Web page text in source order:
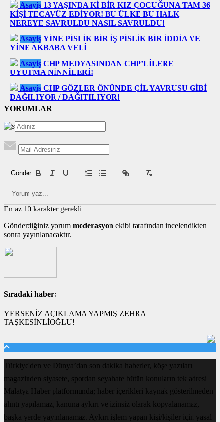
Asayiş 13 YAŞINDA Kİ BİR KIZ ÇOCUĞUNA TAM 36
KİŞİ TECAVÜZ EDİYOR! BU ÜLKE BU HALK
NEREYE SAVRULDU NASIL SAVRULDU!
Asayiş YİNE PİSLİK BİR İŞ PİSLİK BİR İDDİA VE
YİNE AKBABA VELİ
Asayiş CHP MEDYASINDAN CHP’LİLERE
UYUTMA NİNNİLERİ!
Asayiş CHP GÖZLER ÖNÜNDE ÇİL YAVRUSU GİBİ
DAĞILIYOR / DAĞITILIYOR!
YORUMLAR
Gönder
En az 10 karakter gerekli
Gönderdiğiniz yorum moderasyon ekibi tarafından incelendikten
sonra yayınlanacaktır.
Sıradaki haber:
YERSENİZ AÇIKLAMA YAPMIŞ ZEHRA
TAŞKESİNLİOĞLU!
Türkiye'den ve Dünya’dan son dakika haberler, köşe yazıları,
magazinden siyasete, spordan seyahate bütün konuların tek adresi
Malatya Haber platformunda; haber içerikleri kaynak gösterilmeden
alıntı yapılamaz, kanuna aykırı ve izinsiz olarak kopyalanamaz,
başka yerde yayınlanamaz. Aykırı işlem yapan kişi/kişiler için yasal